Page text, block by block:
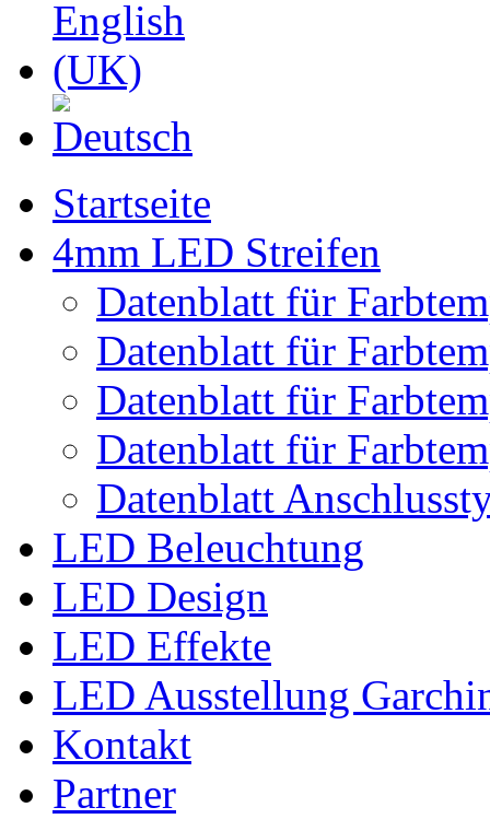
Startseite
4mm LED Streifen
Datenblatt für
Datenblatt für
Datenblatt für
Datenblatt für
Datenblatt
LED Beleuchtung
LED Design
LED Effekte
LED Ausstellung
Kontakt
Partner